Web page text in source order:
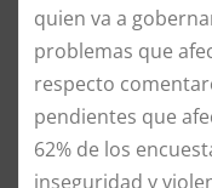
quien va a
problemas que
respecto
pendientes que
62% de los
inseguridad y